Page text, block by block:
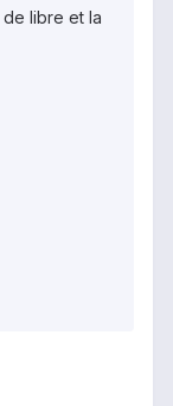
libre et la